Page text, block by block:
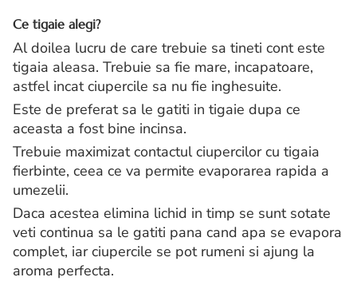
Ce tigaie alegi?
Al doilea lucru de care trebuie sa tineti cont este
tigaia aleasa. Trebuie sa fie mare, incapatoare,
astfel incat ciupercile sa nu fie inghesuite.
Este de preferat sa le gatiti in tigaie dupa ce
aceasta a fost bine incinsa.
Trebuie maximizat contactul ciupercilor cu tigaia
fierbinte, ceea ce va permite evaporarea rapida a
umezelii.
Daca acestea elimina lichid in timp se sunt sotate
veti continua sa le gatiti pana cand apa se evapora
complet, iar ciupercile se pot rumeni si ajung la
aroma perfecta.